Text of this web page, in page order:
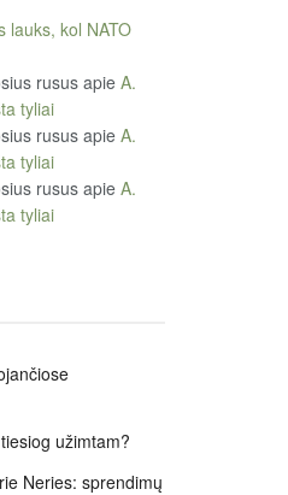
lauks, kol NATO
rususapie A.
tyliai
rususapie A.
tyliai
rususapie A.
tyliai
užimtam?
Neries: sprendimų